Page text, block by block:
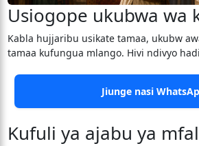
Usiogope ukubwa wa
Kabla hujjaribu usikate tamaa, ukubw
tamaa kufungua mlango. Hivi ndivyo
Jiunge nasi
Kufuli ya ajabu ya